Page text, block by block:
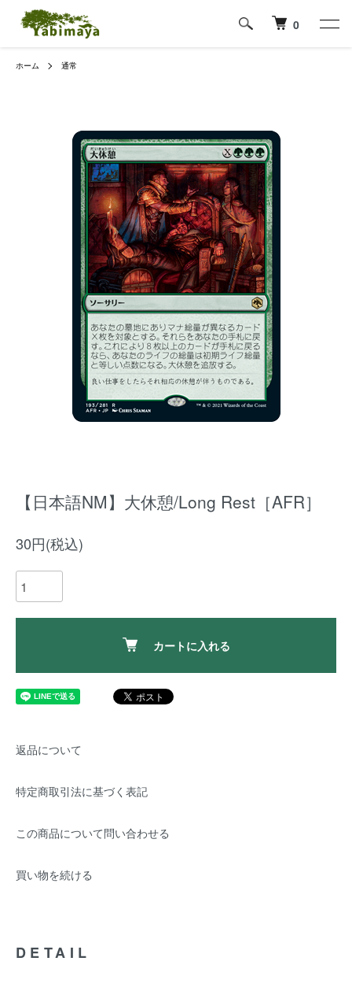
0
ホーム 通常
【日本語NM】大休憩/Long Rest［AFR］
30円(税込)
カートに入れる
返品について
特定商取引法に基づく表記
この商品について問い合わせる
買い物を続ける
DETAIL